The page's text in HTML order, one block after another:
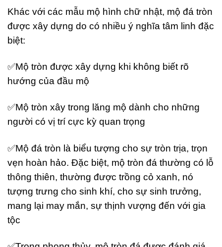
Khác với các mẫu mộ hình chữ nhật, mộ đá tròn
được xây dựng do có nhiều ý nghĩa tâm linh đặc
biệt:
✅Mộ tròn được xây dựng khi không biết rõ
hướng của đầu mộ
✅Mộ tròn xây trong lăng mộ dành cho những
người có vị trí cực kỳ quan trọng
✅Mộ đá tròn là biểu tượng cho sự tròn trịa, trọn
vẹn hoàn hảo. Đặc biệt, mộ tròn đá thường có lỗ
thông thiên, thường được trồng cỏ xanh, nó
tượng trưng cho sinh khí, cho sự sinh trưởng,
mang lại may mắn, sự thịnh vượng đến với gia
tộc